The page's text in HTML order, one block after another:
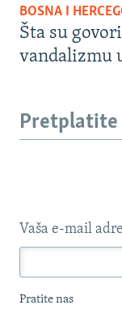
BOSNA I
Šta su
vandalizmu
Pretplatite
Vaša e-mail
Pratite nas